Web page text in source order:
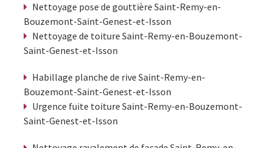
Nettoyage pose de gouttière Saint-Remy-en-
Bouzemont-Saint-Genest-et-Isson
Nettoyage de toiture Saint-Remy-en-Bouzemont-
Saint-Genest-et-Isson
Habillage planche de rive Saint-Remy-en-
Bouzemont-Saint-Genest-et-Isson
Urgence fuite toiture Saint-Remy-en-Bouzemont-
Saint-Genest-et-Isson